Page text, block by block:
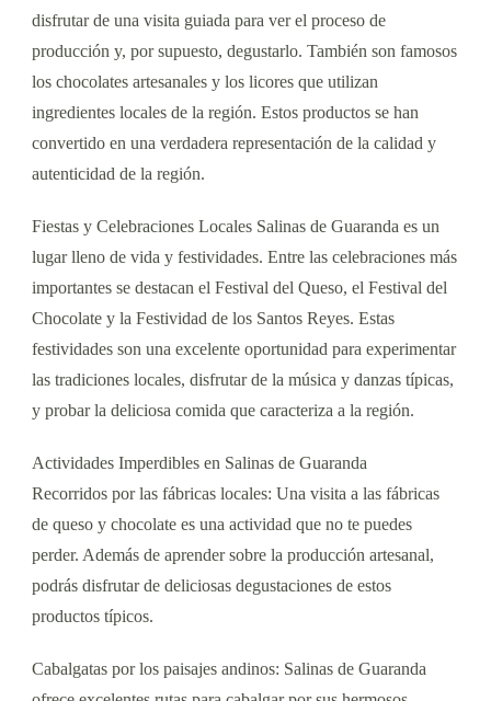
disfrutar de una visita guiada para ver el proceso de
producción y, por supuesto, degustarlo. También son famosos
los chocolates artesanales y los licores que utilizan
ingredientes locales de la región. Estos productos se han
convertido en una verdadera representación de la calidad y
autenticidad de la región.
Fiestas y Celebraciones Locales Salinas de Guaranda es un
lugar lleno de vida y festividades. Entre las celebraciones más
importantes se destacan el Festival del Queso, el Festival del
Chocolate y la Festividad de los Santos Reyes. Estas
festividades son una excelente oportunidad para experimentar
las tradiciones locales, disfrutar de la música y danzas típicas,
y probar la deliciosa comida que caracteriza a la región.
Actividades Imperdibles en Salinas de Guaranda
Recorridos por las fábricas locales: Una visita a las fábricas
de queso y chocolate es una actividad que no te puedes
perder. Además de aprender sobre la producción artesanal,
podrás disfrutar de deliciosas degustaciones de estos
productos típicos.
Cabalgatas por los paisajes andinos: Salinas de Guaranda